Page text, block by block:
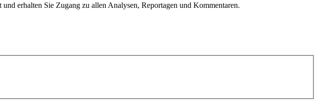
erhalten Sie Zugang zu allen Analysen, Reportagen und Kommentaren.